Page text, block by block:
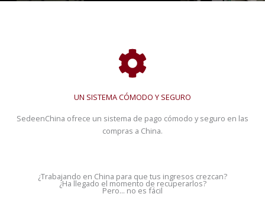
UN SISTEMA CÓMODO Y SEGURO
SedeenChina ofrece un sistema de pago cómodo y seguro en las
compras a China.
¿Trabajando en China para que tus ingresos crezcan?
¿Ha llegado el momento de recuperarlos?
Pero... no es fácil